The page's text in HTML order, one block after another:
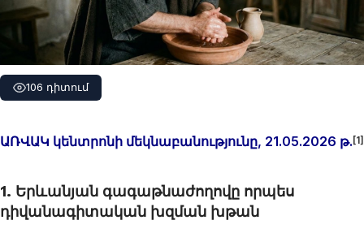
106 դիտում
ԱՌՎԱԿ կենտրոնի մեկնաբանությունը, 21.05.2026 թ. [1]
1. Երևանյան գագաթնաժողովը որպես
դիվանագիտական խզման խթան